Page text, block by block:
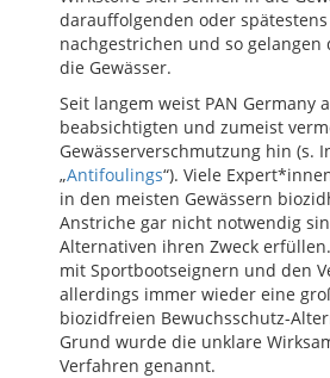
darauffolgenden oder
nachgestrichen und so
die Gewässer.
Seit langem weist PAN Germany
beabsichtigten und zumeist
Gewässerverschmutzung hin (s.
„Antifoulings“). Viele
in den meisten Gewässern
Anstriche gar nicht notwendig
Alternativen ihren Zweck
mit Sportbootseignern und den
allerdings immer wieder eine
biozidfreien Bewuchsschutz-
Grund wurde die unklare
Verfahren genannt.